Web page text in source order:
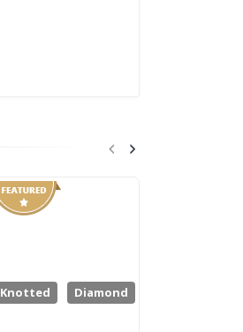
Diamond
Knotted